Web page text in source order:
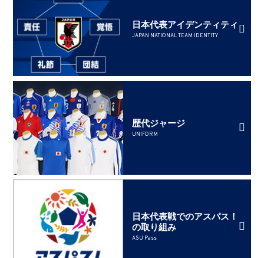
日本代表アイデンティティ
JAPAN NATIONAL TEAM IDENTITY
歴代ジャージ
UNIFORM
日本代表戦でのアスパス！
の取り組み
ASU Pass